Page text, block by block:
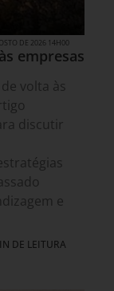
DE 2026 14H00
empresas
volta às
discutir
e
DE LEITURA